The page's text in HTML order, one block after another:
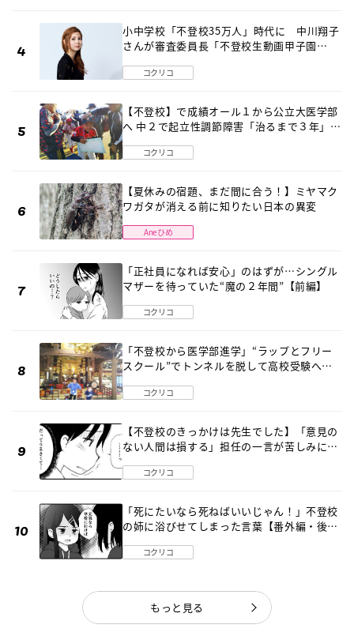
小中学校「不登校35万人」時代に 中川翔子
さんが審査委員長「不登校生動画甲子園
コクリコ
【不登校】で成績オール１から公立大医学部
へ 中２で起立性調節障害「治るまで３年」の
コクリコ
【夏休みの宿題、まだ間に合う！】ミヤマク
ワガタが消える前に知りたい日本の異変
Aneひめ
「正社員になれば安心」のはずが…シングル
マザーを待っていた“魔の２年間”【前編】
コクリコ
「不登校から医学部進学」“ラップとフリー
スクール”でトンネルを脱して高校受験へ
コクリコ
【不登校のきっかけは先生でした】「意見の
ない人間は損する」担任の一言が苦しみに…
コクリコ
「死にたいなら死ねばいいじゃん！」不登校
の姉に浴びせてしまった言葉【番外編・後
コクリコ
もっと見る